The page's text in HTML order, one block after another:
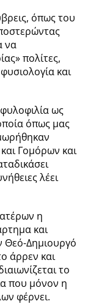
όπως του
να
πολίτες,
και
ως
όπως μας
Γομόρων και
λέει
η
και
Θεό-Δημιουργό
άρρεν και
το
που μόνον η
φέρνει.